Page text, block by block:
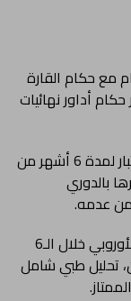
مع حكام القارة
أداور نهائيات
وبعد إنتهاء المعسكر ظل “الغندور” تحت الإختبار لمدة 6 أشهر من
بالدوري
من عدمه.
وكانت التقارير التي يرسلها “الغندور” للاتحاد الأوروبي خلال الـ6
تحليل طبي شامل